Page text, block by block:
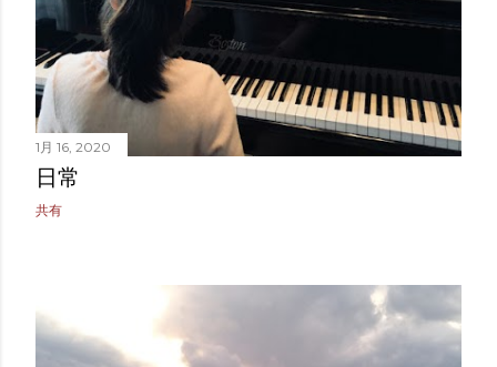
1月 16, 2020
日常
共有